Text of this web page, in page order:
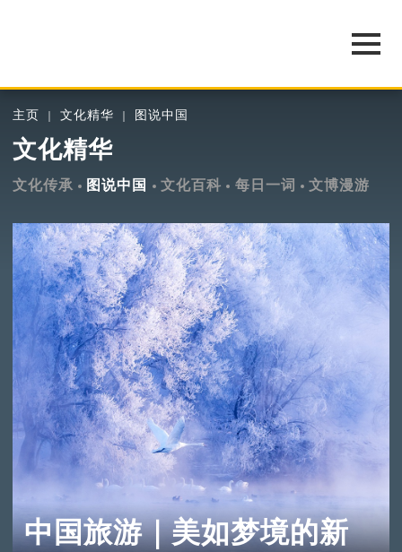
主页 文化精华 图说中国
文化精华
文化传承 图说中国 文化百科 每日一词 文博漫游
中国旅游｜美如梦境的新